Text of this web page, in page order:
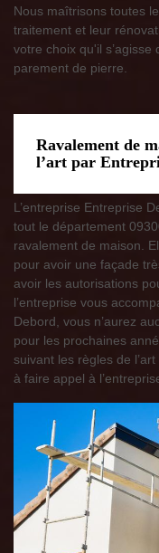
Nous maîtrisons toutes
traitement et leur
votre choix qu'il s’agisse
parement de pierre.
Ravalement de
l’art par
L’entreprise Entreprise
tout le département
ravalement de maison.
pour avoir une façade
avoir les autorisations
l’entreprise vous
Debord, vous n’aurez
pour les prochaines
suivant les règles de
à faire appel à